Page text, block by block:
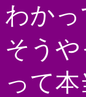
わか
そう
って